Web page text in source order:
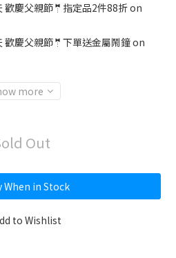
歡慶父親節🤵指定品2件88折 on
歡慶父親節🤵下單送金屬鬧鐘 on
more
Out
When in Stock
to Wishlist